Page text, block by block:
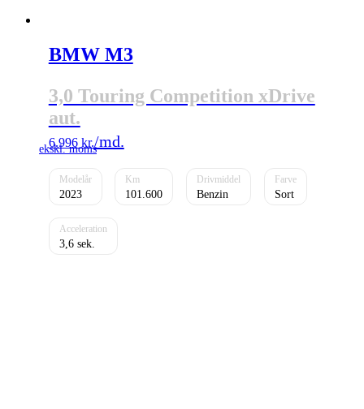
BMW M3
3,0 Touring Competition xDrive
aut.
6.996 kr.
2023 101.600 Benzin Sort
3,6